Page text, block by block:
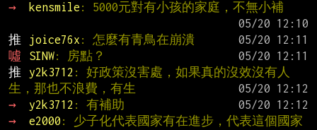
→
kensmile : 5000元對有小孩的家庭，不無小補
推
joice76x : 怎麼有青鳥在崩潰
噓
SINW: 房點？
推
y2k3712 : 好政策沒害處，如果真的沒效沒有人
生，那也不浪費，有生
→
y2k3712 : 有補助
→
e2000 : 少子化代表國家有在進步，代表這個國家